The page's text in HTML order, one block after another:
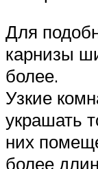
Для
карнизы
более.
Узкие
украшать
них
более